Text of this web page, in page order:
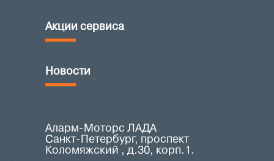
Акции сервиса
Новости
Аларм-Моторс ЛАДА
Санкт-Петербург, проспект
Коломяжский , д.30, корп.1.